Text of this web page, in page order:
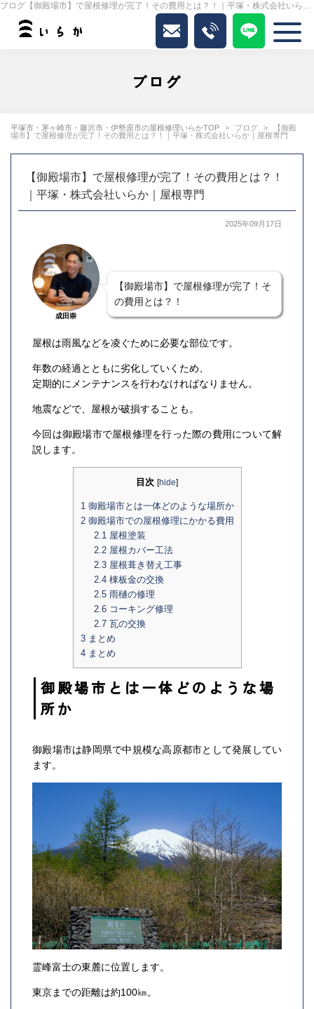
ブログ【御殿場市】で屋根修理が完了！その費用とは？！｜平塚・株式会社いらか｜屋根専門｜いらか
ブログ
平塚市・茅ヶ崎市・藤沢市・伊勢原市の屋根修理いらかTOP ブログ
【御殿
場市】で屋根修理が完了！その費用とは？！｜平塚・株式会社いらか｜屋根専門
【御殿場市】で屋根修理が完了！その費用とは？！
｜平塚・株式会社いらか｜屋根専門
2025年09月17日
成田崇
【御殿場市】で屋根修理が完了！そ
の費用とは？！
屋根は雨風などを凌ぐために必要な部位です。
年数の経過とともに劣化していくため、
定期的にメンテナンスを行わなければなりません。
地震などで、屋根が破損することも。
今回は御殿場市で屋根修理を行った際の費用について解
説します。
目次 [hide]
1御殿場市とは一体どのような場所か
2御殿場市での屋根修理にかかる費用
2.1 屋根塗装
2.2 屋根カバー工法
2.3 屋根葺き替え工事
2.4 棟板金の交換
2.5 雨樋の修理
2.6 コーキング修理
2.7 瓦の交換
3まとめ
4まとめ
御殿場市とは一体どのような場
所か
御殿場市は静岡県で中規模な高原都市として発展してい
ます。
霊峰富士の東麓に位置します。
東京までの距離は約100㎞。